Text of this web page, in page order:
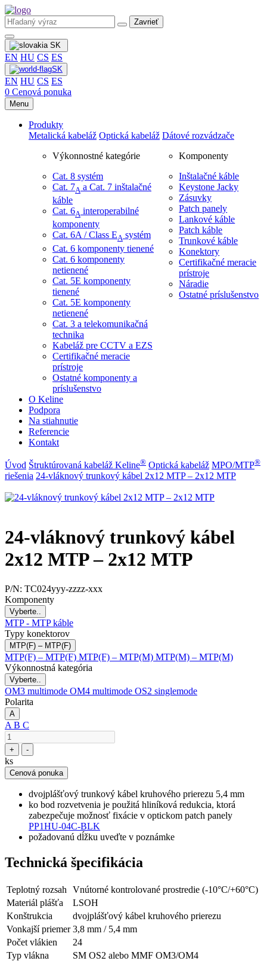
Zavrieť
SK
EN HU CS ES
SK
EN HU CS ES
0 Cenová ponuka
Menu
Produkty
Metalická kabeláž Optická kabeláž Dátové rozvádzače
Výkonnostné kategórie
Cat. 8 systém
Cat. 7A ​ a Cat. 7 inštalačné
káble
Cat. 6A interoperabilné
komponenty
Cat. 6A / Class EA systém
Cat. 6 komponenty tienené
Cat. 6 komponenty
netienené
Cat. 5E komponenty
tienené
Cat. 5E komponenty
netienené
Cat. 3 a telekomunikačná
technika
Kabeláž pre CCTV a EZS
Certifikačné meracie
prístroje
Ostatné komponenty a
príslušenstvo
Komponenty
Inštalačné káble
Keystone Jacky
Zásuvky
Patch panely
Lankové káble
Patch káble
Trunkové káble
Konektory
Certifikačné meracie
prístroje
Náradie
Ostatné príslušenstvo
O Keline
Podpora
Na stiahnutie
Referencie
Kontakt
Úvod Štruktúrovaná kabeláž Keline® Optická kabeláž MPO/MTP®
riešenia 24-vláknový trunkový kábel 2x12 MTP – 2x12 MTP
24-vláknový trunkový kábel
2x12 MTP – 2x12 MTP
P/N: TC024yyy-zzzz-xxx
Komponenty
Vyberte..
MTP - MTP káble
Typy konektorov
MTP(F) – MTP(F)
MTP(F) – MTP(F) MTP(F) – MTP(M) MTP(M) – MTP(M)
Výkonnostná kategória
Vyberte..
OM3 multimode OM4 multimode OS2 singlemode
Polarita
A
A B C
+ -
ks
Cenová ponuka
dvojplášťový trunkový kábel kruhového prierezu 5,4 mm
ko bod rozvetvenia je použitá hliníková redukcia, ktorá
zabezpečuje možnosť fixácie v optickom patch panely
PP1HU-04C-BLK
požadovanú dĺžku uveďte v poznámke
Technická špecifikácia
Teplotný rozsah
Vnútorné kontrolované prostredie (-10°C/+60°C)
Materiál plášťa
LSOH
Konštrukcia
dvojplášťový kábel kruhového prierezu
Vonkajší priemer 3,8 mm / 5,4 mm
Počet vlákien
24
Typ vlákna
SM OS2 alebo MMF OM3/OM4